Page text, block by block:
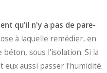
qu'il n'y a pas de pare-
à laquelle remédier, en
sous l'isolation. Si la
aussi passer l'humidité.